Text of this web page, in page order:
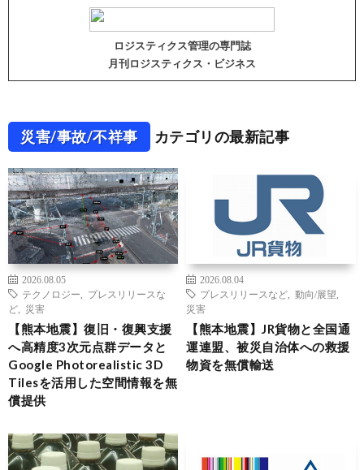
ロジスティクス管理の専門誌
月刊ロジスティクス・ビジネス
災害/事故/不祥事 カテゴリの最新記事
2026.08.05
テクノロジー
プレスリリースな
ど
災害
【熊本地震】復旧・復興支援
へ高精度3次元点群データと
Google Photorealistic 3D
Tilesを活用した空間情報を無
償提供
2026.08.04
プレスリリースなど
動向/展望
災害
【熊本地震】JR貨物と全国通
運連盟、被災自治体への救援
物資を無償輸送